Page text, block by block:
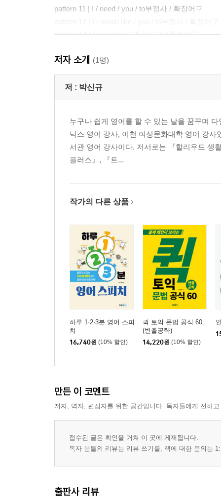
pattern 11 | I / need / you / to부정사 / 확장어구
pattern 13 | I / exercise / 전치사구 / 확장어구
pattern 15 | I / will travel / 전치사구 / 확장어구
pattern 16 | I / go / 전치사구 / 확장어구
pattern 17 | I / made / 목적어 / 확장어구
pattern 20 | I / met / 목적어 / 확장어구
pattern 21 | I / got / 목적어 / 확장어구
pattern 22 | I / told (had) / 목적어 / 확장어구
pattern 23 | I / heard / 목적어 / 확장어구
pattern 26 | I / don’t mind / 동명사 / 확장어구
pattern 28 | I’m / trying / to부정사 / 확장어구
pattern 29 | I’m / planning / to부정사 / 확장어구
pattern 30 | I’m / going / to부정사 / 확장어구
pattern 31 | I’m / calling / to부정사 / 확장어구
pattern 32 | I’m / supposed / to부정사 / 확장어구
pattern 33 | I’m / scheduled / to부정사 / 확장어구
pattern 34 | I’m / worried / about 동명사 / 확장어구
pattern 36 | I’m / interested / in 동명사 / 확장어구
pattern 37 | I’m / not interested / in 동명사 / 확장어
pattern 39 | Can I / use 목적어 / 확장어구
pattern 41 | Are you / ready / to부정사 / 확장어구
pattern 42 | Are you / able / to부정사 / 확장어구
pattern 43 | Are you / supposed / to부정사 / 확장어
pattern 45 | Are you / planning / to부정사 / 확장어구
pattern 49 | Can you / show / me / 목적어 / 확장어
저자 소개 (1명)
저 : 박신규
누구나 쉽게 영어를 할 수 있는 날을 꿈꾸며
닉스 영어 강사, 이천 여성문화대학 영어 강
서관 영어 강사이다. 저서로는 『할리우드 생
플러스』, 『트...
작가의 다른 상품
하루 1·2·3분 영어 스피
치
16,740원 (10% 할인)
퀵 토익 문법 공식 60
(빈출공략)
14,220원 (10% 할인)
만든 이 코멘트
저자, 역자, 편집자를 위한 공간입니다. 독자들에게 전하
접수된 글은 확인을 거쳐 이 곳에 게재됩니다.
독자 분들의 리뷰는 리뷰 쓰기를, 책에 대한 문의는
출판사 리뷰